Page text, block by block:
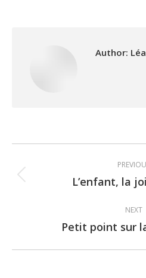
Author: Léa
navigation
L’enfant, la
NEXT
Petit point sur